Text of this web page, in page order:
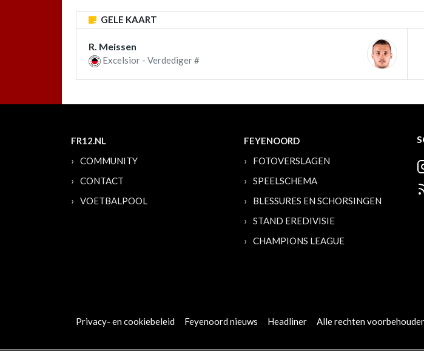
GELE KAART
R. Meissen
Excelsior - Verdediger #
FR12.NL
COMMUNITY
CONTACT
VOETBALPOOL
FEYENOORD
FOTOVERSLAGEN
SPEELSCHEMA
BLESSURES EN SCHORSINGEN
STAND EREDIVISIE
CHAMPIONS LEAGUE
Privacy- en cookiebeleid Feyenoord nieuws Headliner Alle rechten